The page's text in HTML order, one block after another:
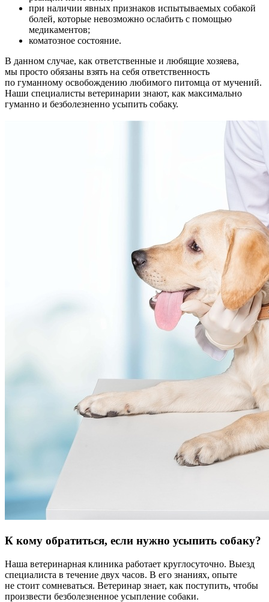
при наличии явных признаков испытываемых собакой
болей, которые невозможно ослабить с помощью
медикаментов;
коматозное состояние.
В данном случае, как ответственные и любящие хозяева,
мы просто обязаны взять на себя ответственность
по гуманному освобождению любимого питомца от мучений.
Наши специалисты ветеринарии знают, как максимально
гуманно и безболезненно усыпить собаку.
К кому обратиться, если нужно усыпить собаку?
Наша ветеринарная клиника работает круглосуточно. Выезд
специалиста в течение двух часов. В его знаниях, опыте
не стоит сомневаться. Ветеринар знает, как поступить, чтобы
произвести безболезненное усыпление собаки.